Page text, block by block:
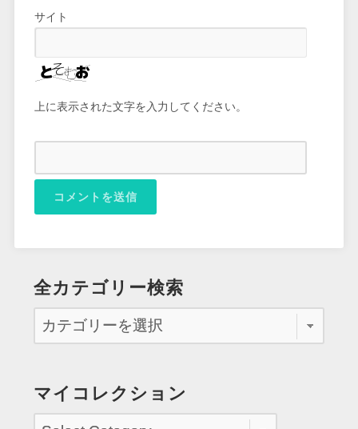
サイト
上に表示された文字を入力してください。
全カテゴリー検索
マイコレクション